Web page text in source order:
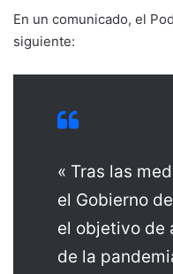
En un comunicado, el
siguiente:
« Tras las
el Gobierno
el objetivo de
de la